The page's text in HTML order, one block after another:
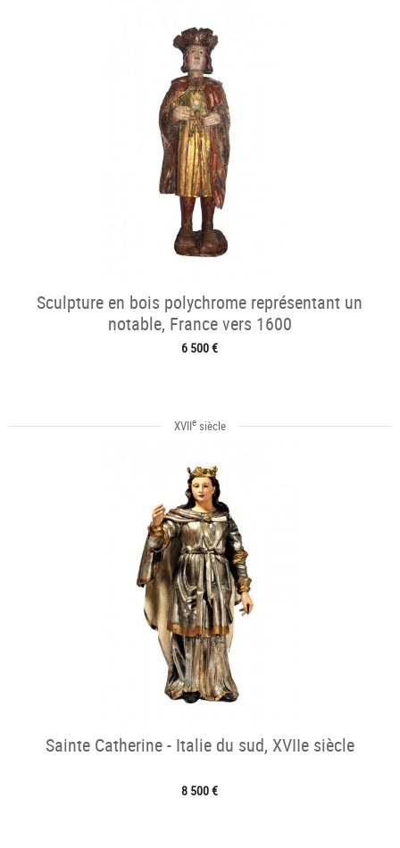
Sculpture en bois polychrome représentant un
notable, France vers 1600
6 500 €
XVIIesiècle
Sainte Catherine - Italie du sud, XVIIe siècle
8 500 €